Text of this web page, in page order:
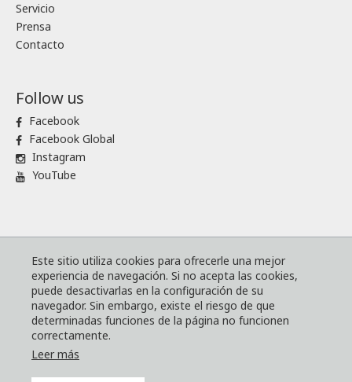
Servicio
Prensa
Contacto
Follow us
Facebook
Facebook Global
Instagram
YouTube
® Komatsu Forest
Mapa de sitio
Términos y condiciones
El código mundial de conducta empresarial de Komatsu
Política web y de cookies
Política de privacidad para nuestros clientes
Este sitio utiliza cookies para ofrecerle una mejor
experiencia de navegación. Si no acepta las cookies,
puede desactivarlas en la configuración de su
navegador. Sin embargo, existe el riesgo de que
determinadas funciones de la página no funcionen
correctamente.
Leer más